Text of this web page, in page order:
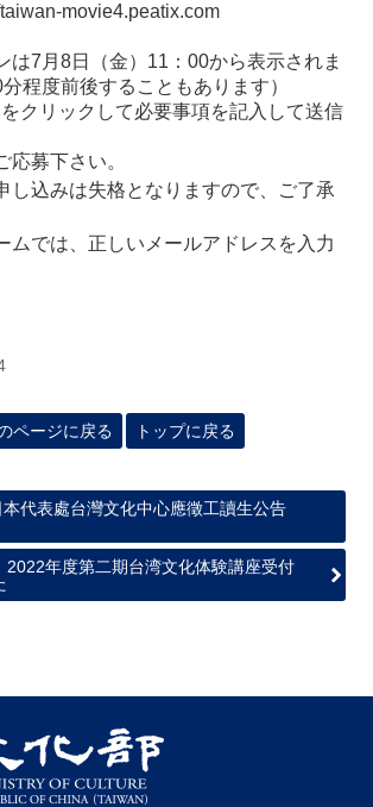
movie4.peatix.com
は7 月 8日（金） 11 ： 00から表示されま
分程度前後することもあります）
クリックして必要事項を記入して送信
応募下さい。
し込みは失格となりますので、ご了承
ムでは、正しいメールアドレスを入力
ページに戻る トップに戻る
本代表處台灣文化中心應徵工讀生公告
2022年度第二期台湾文化体験講座受付